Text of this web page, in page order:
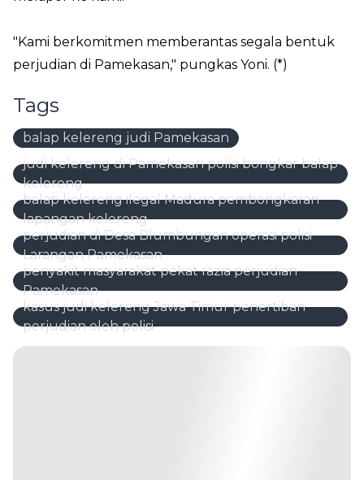
"Kami berkomitmen memberantas segala bentuk
perjudian di Pamekasan," pungkas Yoni. (*)
Tags
balap kelereng judi Pamekasan
judi kelereng di Pamekasan polisi bongkar balap
kelereng
balap kelereng ilegal Madura pembongkaran
lapangan kelereng
perjudian di Desa Blumbungan operasi polisi
Larangan Pamekasan
penyakit masyarakat pekat razia perjudian
Pamekasan
kasus judi kelereng Jawa Timur penertiban
perjudian oleh polisi